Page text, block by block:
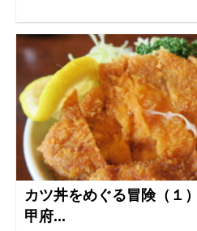
カツ丼をめぐる冒険（１
甲府...